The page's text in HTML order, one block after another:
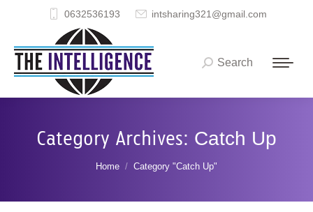
0632536193 intsharing321@gmail.com
Search:
Search
Category Archives: Catch Up
You are here:
Home Category "Catch Up"